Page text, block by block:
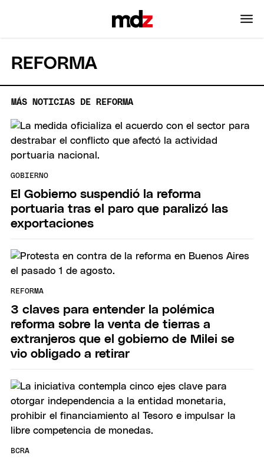
REFORMA
MÁS NOTICIAS DE REFORMA
GOBIERNO
El Gobierno suspendió la reforma
portuaria tras el paro que paralizó las
exportaciones
REFORMA
3 claves para entender la polémica
reforma sobre la venta de tierras a
extranjeros que el gobierno de Milei se
vio obligado a retirar
BCRA